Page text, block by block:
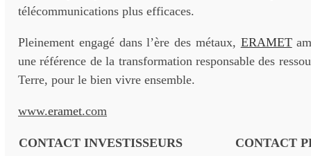
télécommunications plus efficaces.
Pleinement engagé dans l’ère des métaux, ERAMET
une référence de la transformation responsable des
Terre, pour le bien vivre ensemble.
www.eramet.com
CONTACT INVESTISSEURS CONTACT